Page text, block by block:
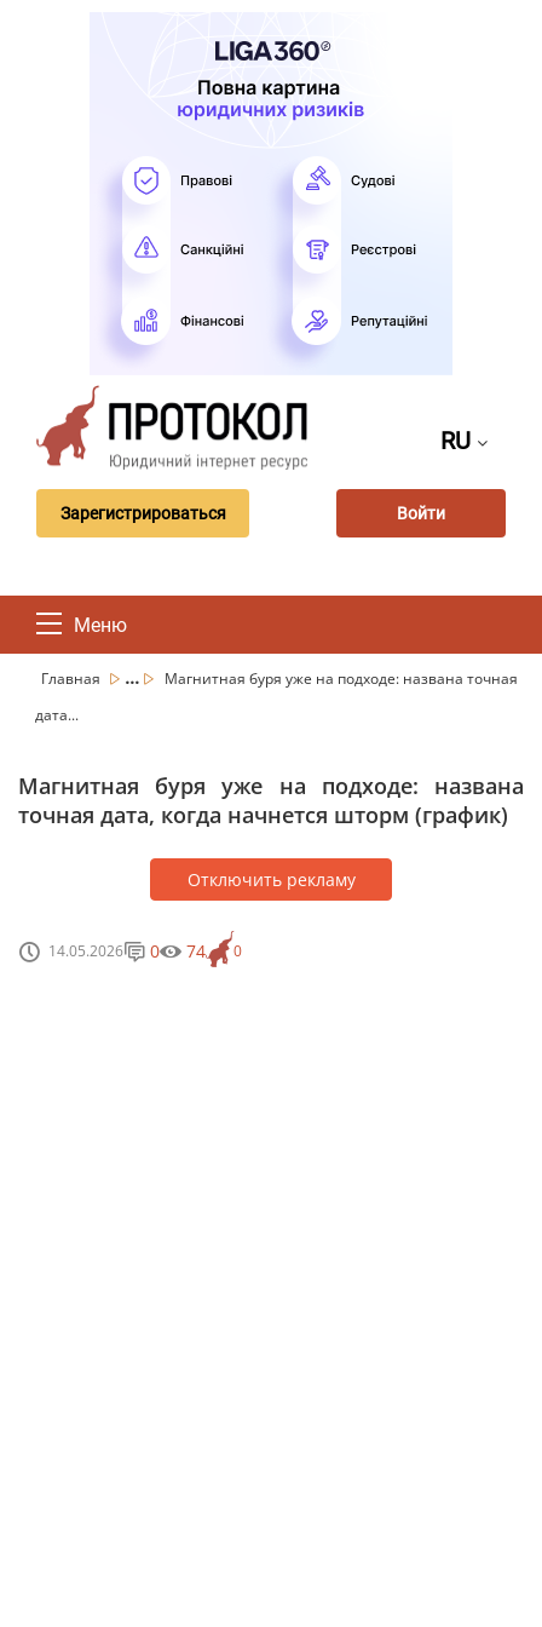
RU
Зарегистрироваться Войти
Меню
Главная ...
Магнитная буря уже на подходе: названа точная
дата...
Магнитная буря уже на подходе: названа
точная дата, когда начнется шторм (график)
Отключить рекламу
14.05.2026 0
0 74